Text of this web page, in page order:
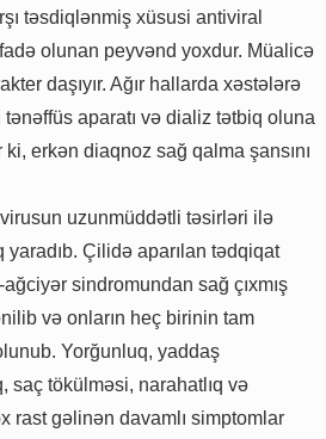
təsdiqlənmiş xüsusi antiviral
olunan peyvənd yoxdur. Müalicə
daşıyır. Ağır hallarda xəstələrə
aparatı və dializ tətbiq oluna
erkən diaqnoz sağ qalma şansını
uzunmüddətli təsirləri ilə
yaradıb. Çilidə aparılan tədqiqat
sindromundan sağ çıxmış
və onların heç birinin tam
Yorğunluq, yaddaş
saç tökülməsi, narahatlıq və
rast gəlinən davamlı simptomlar